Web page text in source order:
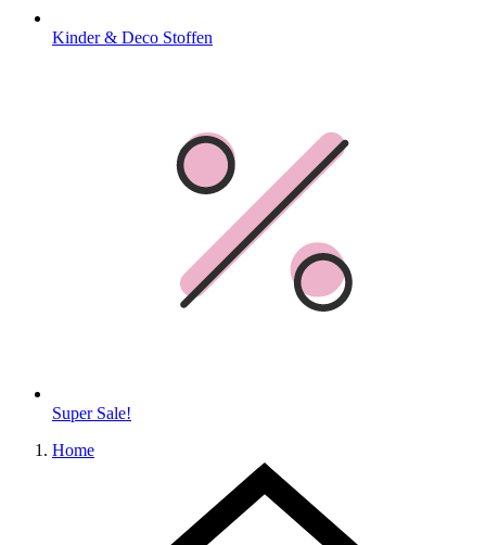
Kinder & Deco Stoffen
Super Sale!
Home